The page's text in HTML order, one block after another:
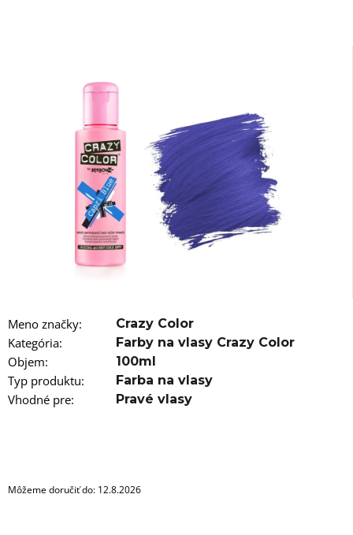
Meno značky: Crazy Color
Kategória: Farby na vlasy Crazy Color
Objem: 100ml
Typ produktu: Farba na vlasy
Vhodné pre: Pravé vlasy
Môžeme doručiť do: 12.8.2026
HĽADAŤ
ú
č
a
m
e
€4,36